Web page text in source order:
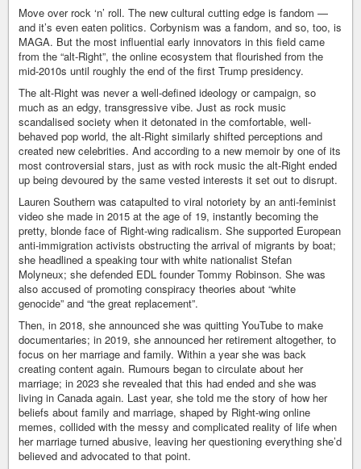
Move over rock ‘n’ roll. The new cultural cutting edge is fandom —
and it’s even eaten politics. Corbynism was a fandom, and so, too, is
MAGA. But the most influential early innovators in this field came
from the “alt-Right”, the online ecosystem that flourished from the
mid-2010s until roughly the end of the first Trump presidency.
The alt-Right was never a well-defined ideology or campaign, so
much as an edgy, transgressive vibe. Just as rock music
scandalised society when it detonated in the comfortable, well-
behaved pop world, the alt-Right similarly shifted perceptions and
created new celebrities. And according to a new memoir by one of its
most controversial stars, just as with rock music the alt-Right ended
up being devoured by the same vested interests it set out to disrupt.
Lauren Southern was catapulted to viral notoriety by an anti-feminist
video she made in 2015 at the age of 19, instantly becoming the
pretty, blonde face of Right-wing radicalism. She supported European
anti-immigration activists obstructing the arrival of migrants by boat;
she headlined a speaking tour with white nationalist Stefan
Molyneux; she defended EDL founder Tommy Robinson. She was
also accused of promoting conspiracy theories about “white
genocide” and “the great replacement”.
Then, in 2018, she announced she was quitting YouTube to make
documentaries; in 2019, she announced her retirement altogether, to
focus on her marriage and family. Within a year she was back
creating content again. Rumours began to circulate about her
marriage; in 2023 she revealed that this had ended and she was
living in Canada again. Last year, she told me the story of how her
beliefs about family and marriage, shaped by Right-wing online
memes, collided with the messy and complicated reality of life when
her marriage turned abusive, leaving her questioning everything she’d
believed and advocated to that point.